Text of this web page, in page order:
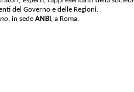
del Governo e delle Regioni.
, in sede ANBI , a Roma.